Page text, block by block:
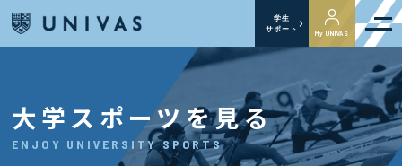
学生
サポート
My UNIVAS
大学スポーツを見る
ENJOY UNIVERSITY SPORTS